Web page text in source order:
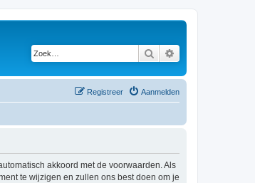
Zoek
Aanmelden
Registreer
akkoord met de voorwaarden. Als
te wijzigen en zullen ons best doen om je